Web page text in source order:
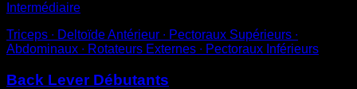
Intermédiaire
Triceps ∙ Deltoïde Antérieur ∙ Pectoraux Supérieurs ∙
Abdominaux ∙ Rotateurs Externes ∙ Pectoraux Inférieurs
Back Lever Débutants